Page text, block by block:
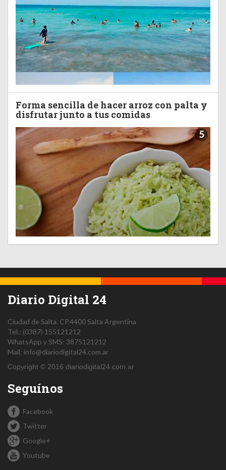
Forma sencilla de hacer arroz con palta y
disfrutar junto a tus comidas
5
Diario Digital 24
Ciudad de Salta. CP.4400Salta Argentina
Tel.: (0387) 155121212
WhatsApp y SMS: 3875121212
Mail: info@diariodigital24.com.ar
Copyright © 2016 diariodigital24.com.ar
Seguínos
Facebook
Twitter
Google+
Youtube